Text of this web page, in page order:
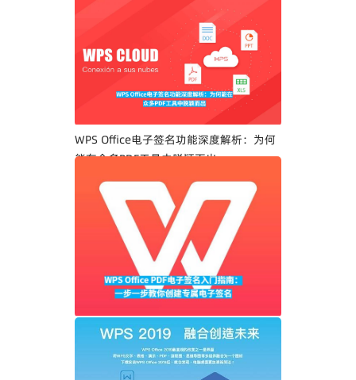
WPS Office电子签名功能深度解析：为何
能在众多PDF工具中脱颖而出
WPS Office PDF电子签名入门指南：一步
一步教你创建专属电子签名